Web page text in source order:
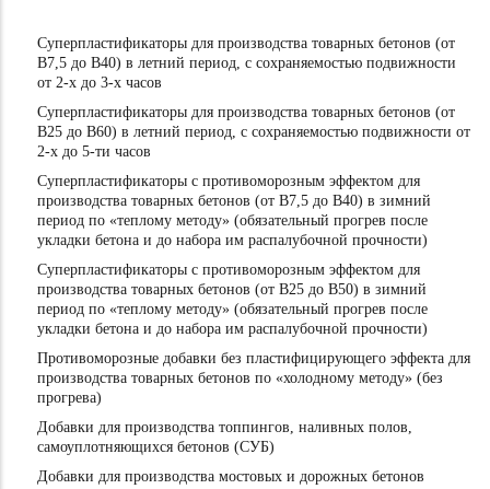
Суперпластификаторы для производства товарных бетонов (от
В7,5 до В40) в летний период, с сохраняемостью подвижности
от 2-х до 3-х часов
Суперпластификаторы для производства товарных бетонов (от
В25 до В60) в летний период, с сохраняемостью подвижности от
2-х до 5-ти часов
Суперпластификаторы с противоморозным эффектом для
производства товарных бетонов (от В7,5 до В40) в зимний
период по «теплому методу» (обязательный прогрев после
укладки бетона и до набора им распалубочной прочности)
Суперпластификаторы с противоморозным эффектом для
производства товарных бетонов (от В25 до В50) в зимний
период по «теплому методу» (обязательный прогрев после
укладки бетона и до набора им распалубочной прочности)
Противоморозные добавки без пластифицирующего эффекта для
производства товарных бетонов по «холодному методу» (без
прогрева)
Добавки для производства топпингов, наливных полов,
самоуплотняющихся бетонов (СУБ)
Добавки для производства мостовых и дорожных бетонов